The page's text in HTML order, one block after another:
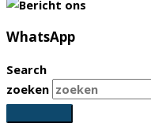
WhatsApp
Search
zoeken